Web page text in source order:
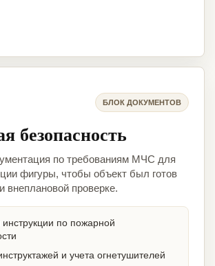
БЛОК ДОКУМЕНТОВ
безопасность
по требованиям МЧС для
фигуры, чтобы объект был готов
внеплановой проверке.
инструкции по пожарной
и учета огнетушителей